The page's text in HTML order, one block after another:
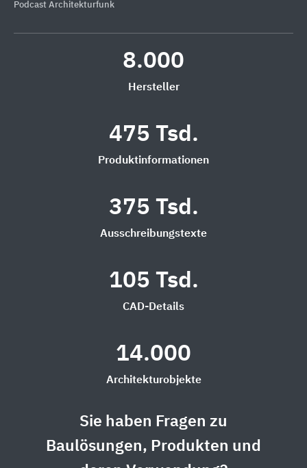
Podcast Architekturfunk
8.000
Hersteller
475 Tsd.
Produktinformationen
375 Tsd.
Ausschreibungstexte
105 Tsd.
CAD-Details
14.000
Architekturobjekte
Sie haben Fragen zu
Baulösungen, Produkten und